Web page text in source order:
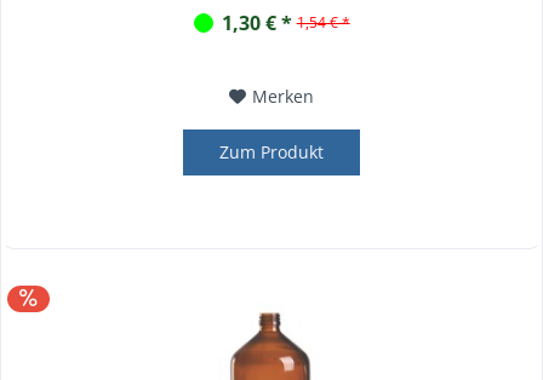
1,30 € * 1,54 € *
Merken
Zum Produkt